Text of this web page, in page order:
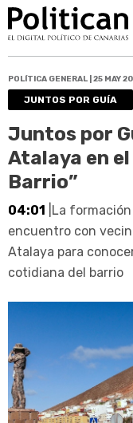
POLÍTICA GENERAL | 25 MAY
JUNTOS POR GUÍA
Juntos por
Atalaya en
Barrio”
04:01 |La
encuentro con
Atalaya para
cotidiana del barrio